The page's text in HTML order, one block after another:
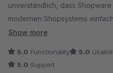
unverständlich, dass
modernen Shopsystems
Zum Glück "erbarmen" sich
nachzurüsten. Vielen Dank an
Show more
5.0 Functionality 5.0
5.0 Support